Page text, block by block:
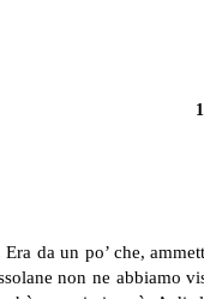
da un po’ che,
non ne abbiamo